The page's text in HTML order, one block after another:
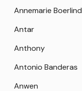
Annemarie Boerlind
Antar
Anthony
Antonio Banderas
Anwen